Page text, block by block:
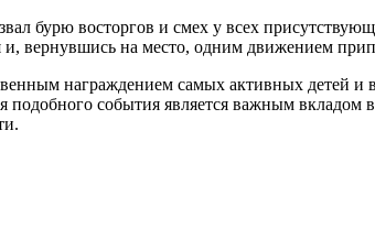
бурю восторгов и смех у всех
и, вернувшись на место, одним движением
награждением самых активных детей и
подобного события является важным